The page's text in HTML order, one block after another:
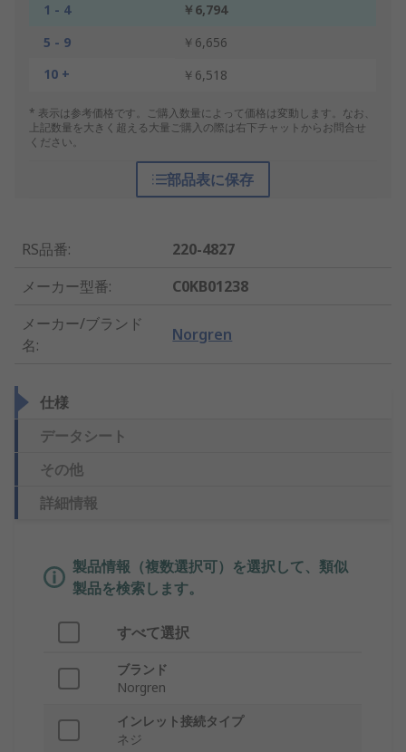
1 - 4
￥6,794
5 - 9
￥6,656
10 +
￥6,518
* 表示は参考価格です。ご購入数量によって価格は変動します。なお、
上記数量を大きく超える大量ご購入の際は右下チャットからお問合せ
ください。
部品表に保存
RS品番:
220-4827
メーカー型番:
C0KB01238
メーカー/ブランド
名:
Norgren
仕様
データシート
その他
詳細情報
製品情報（複数選択可）を選択して、類似
製品を検索します。
すべて選択
ブランド
Norgren
インレット接続タイプ
ネジ